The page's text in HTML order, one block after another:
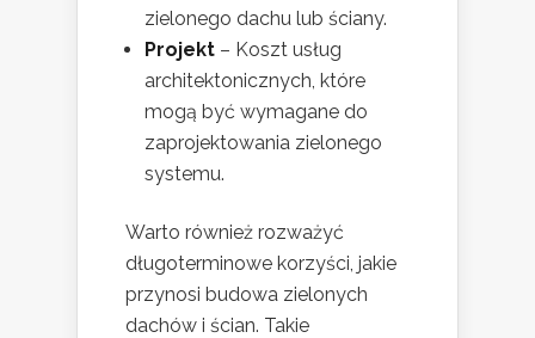
zielonego dachu lub ściany.
Projekt – Koszt usług
architektonicznych, które
mogą być wymagane do
zaprojektowania zielonego
systemu.
Warto również rozważyć
długoterminowe korzyści, jakie
przynosi budowa zielonych
dachów i ścian. Takie